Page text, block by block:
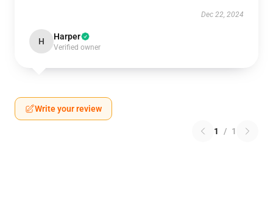
Dec 22, 2024
H Harper
Verified owner
Write your review
1 / 1